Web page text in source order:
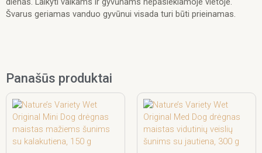
Švarus geriamas vanduo gyvūnui visada turi būti prieinamas.
Panašūs produktai
range:
2,72 €
through
19,60 €
product
has
multiple
range:
3,75 €
through
27,05 €
product
has
multiple
variants.